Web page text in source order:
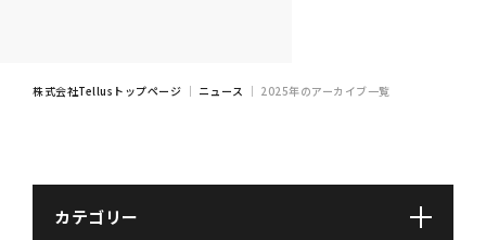
株式会社Tellusトップページ ｜ ニュース ｜ 2025年のアーカイブ一覧
カテゴリー